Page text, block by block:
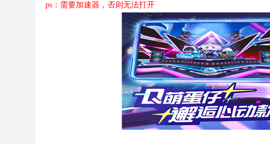
ps：需要加速器，否则无法打开